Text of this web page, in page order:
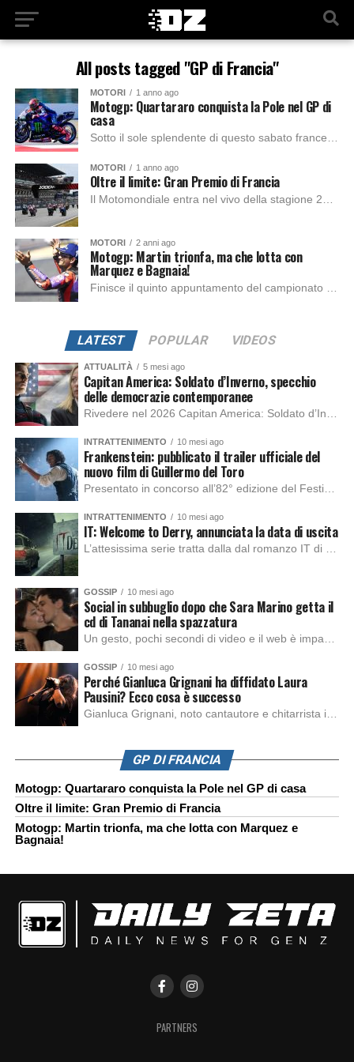
All posts tagged "GP di Francia"
MOTORI 1 anno ago
Motogp: Quartararo conquista la Pole nel GP di
casa
MOTORI 1 anno ago
Oltre il limite: Gran Premio di Francia
MOTORI 2 anni ago
Motogp: Martin trionfa, ma che lotta con
Marquez e Bagnaia!
LATEST POPULAR VIDEOS
ATTUALITÀ 5 mesi ago
Capitan America: Soldato d’Inverno, specchio
delle democrazie contemporanee
INTRATTENIMENTO 10 mesi ago
Frankenstein: pubblicato il trailer ufficiale del
nuovo film di Guillermo del Toro
INTRATTENIMENTO 10 mesi ago
IT: Welcome to Derry, annunciata la data di uscita
GOSSIP 10 mesi ago
Social in subbuglio dopo che Sara Marino getta il
cd di Tananai nella spazzatura
GOSSIP 10 mesi ago
Perché Gianluca Grignani ha diffidato Laura
Pausini? Ecco cosa è successo
GP DI FRANCIA
Motogp: Quartararo conquista la Pole nel GP di casa
Oltre il limite: Gran Premio di Francia
Motogp: Martin trionfa, ma che lotta con Marquez e
Bagnaia!
PARTNERS